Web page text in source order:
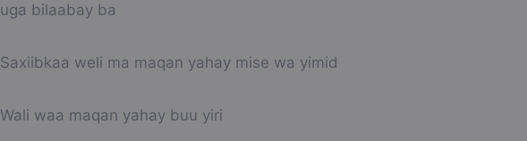
uga bilaabay ba
Saxiibkaa weli ma maqan yahay mise wa yimid
Wali waa maqan yahay buu yiri